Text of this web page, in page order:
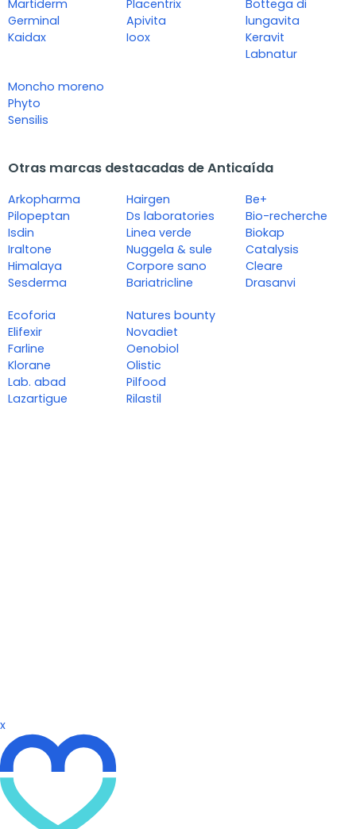
Martiderm
Germinal
Kaidax
Placentrix
Apivita
Ioox
Bottega di
lungavita
Keravit
Labnatur
Moncho moreno
Phyto
Sensilis
Otras marcas destacadas de Anticaída
Arkopharma
Pilopeptan
Isdin
Iraltone
Himalaya
Sesderma
Hairgen
Ds laboratories
Linea verde
Nuggela & sule
Corpore sano
Bariatricline
Be+
Bio-recherche
Biokap
Catalysis
Cleare
Drasanvi
Ecoforia
Elifexir
Farline
Klorane
Lab. abad
Lazartigue
Natures bounty
Novadiet
Oenobiol
Olistic
Pilfood
Rilastil
x